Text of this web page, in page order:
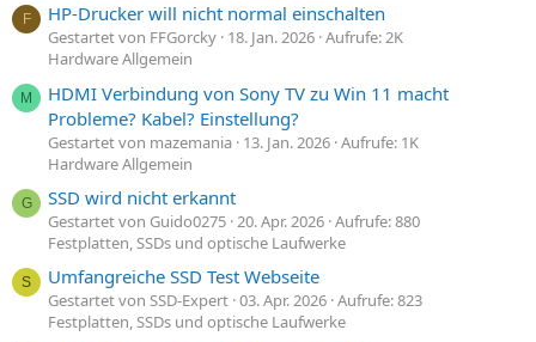
F HP-Drucker will nicht normal einschalten
Gestartet von FFGorcky 18. Jan. 2026 Aufrufe: 2K
Hardware Allgemein
M
HDMI Verbindung von Sony TV zu Win 11 macht
Probleme? Kabel? Einstellung?
Gestartet von mazemania 13. Jan. 2026 Aufrufe: 1K
Hardware Allgemein
G SSD wird nicht erkannt
Gestartet von Guido0275 20. Apr. 2026 Aufrufe: 880
Festplatten, SSDs und optische Laufwerke
S Umfangreiche SSD Test Webseite
Gestartet von SSD-Expert 03. Apr. 2026 Aufrufe: 823
Festplatten, SSDs und optische Laufwerke